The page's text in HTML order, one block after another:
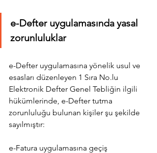
e-Defter uygulamasında yasal
zorunluluklar
e-Defter uygulamasına yönelik usul ve
esasları düzenleyen 1 Sıra No.lu
Elektronik Defter Genel Tebliğin ilgili
hükümlerinde, e-Defter tutma
zorunluluğu bulunan kişiler şu şekilde
sayılmıştır:
e-Fatura uygulamasına geçiş